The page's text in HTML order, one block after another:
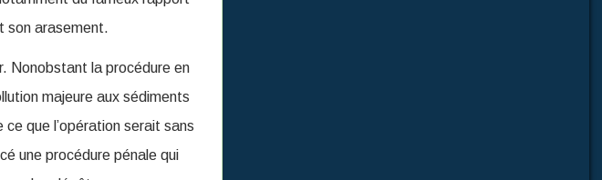
son arasement.
Nonobstant la procédure en
majeure aux sédiments
que l’opération serait sans
une procédure pénale qui